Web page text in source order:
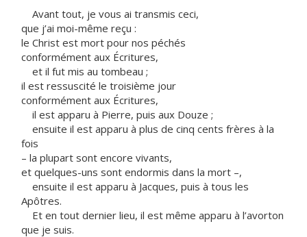
Avant tout, je vous ai transmis ceci,
que j’ai moi-même reçu :
le Christ est mort pour nos péchés
conformément aux Écritures,
et il fut mis au tombeau ;
il est ressuscité le troisième jour
conformément aux Écritures,
il est apparu à Pierre, puis aux Douze ;
ensuite il est apparu à plus de cinq cents frères à la
fois
– la plupart sont encore vivants,
et quelques-uns sont endormis dans la mort –,
ensuite il est apparu à Jacques, puis à tous les
Apôtres.
Et en tout dernier lieu, il est même apparu à l’avorton
que je suis.